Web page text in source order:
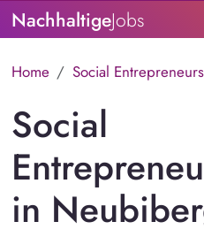
NachhaltigeJobs
Home Social
Social
in